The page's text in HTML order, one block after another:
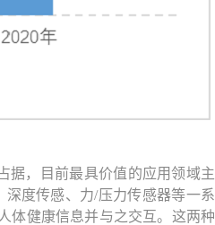
据，目前最具价值的应用领域主
度传感、力/压力传感器等一系
体健康信息并与之交互。这两种